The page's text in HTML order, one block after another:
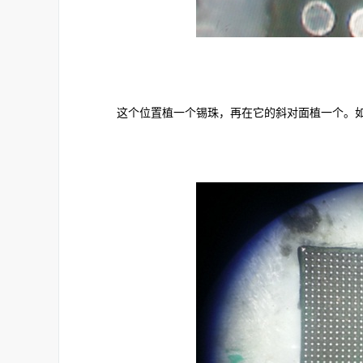
这个位置植一个锡珠，再在它的斜对面植一个。